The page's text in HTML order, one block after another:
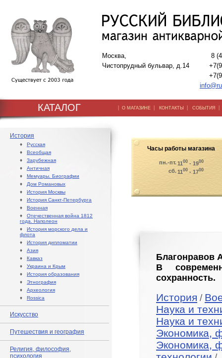
Москва,
Чистопрудный бульвар, д.14
8
КАТАЛОГ | О МАГАЗИНЕ | КОНТАКТЫ | СОБЫТИЯ
История
♦ Русская
♦ Всеобщая
♦ Зарубежная
♦ Античная
♦ Мемуары. Биографии
♦ Дом Романовых
♦ История Москвы
♦ История Санкт-Петербурга
♦ Военная
♦ Отечественная война 1812
года. Наполеон
♦ История морского дела и
флота
♦ История дипломатии
♦ Азия
♦ Кавказ
♦ Украина и Крым
♦ История образования
♦ Этнография
♦ Археология
♦ Rossica
Искусство
Путешествия и география
Религия, философия,
психология
Часы работы магазина
пн.-пт.1100 - 1900
сб.1100 - 1700
Благонравов
В
сохранность.
История /
Наука и
Наука и
Экономика,
Экономика,